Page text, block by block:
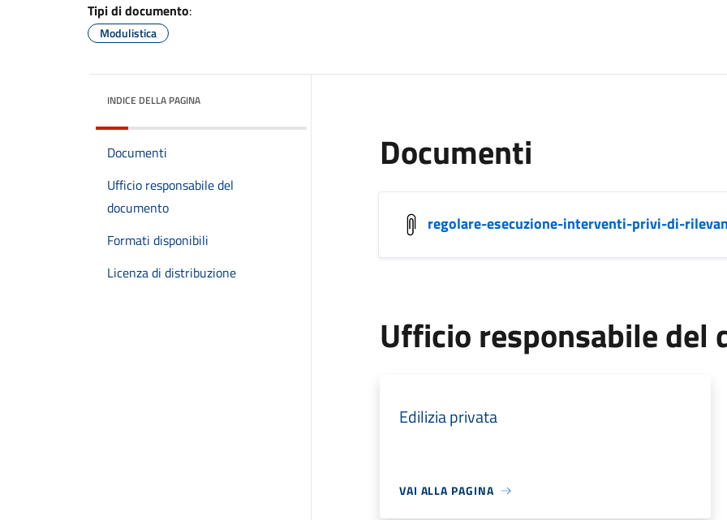
Tipi di documento:
Modulistica
INDICE DELLA PAGINA
Documenti
Ufficio responsabile del
documento
Formati disponibili
Licenza di distribuzione
Documenti
regolare-esecuzione-interventi-privi-di-
Ufficio responsabile del
Edilizia privata
VAI ALLA PAGINA